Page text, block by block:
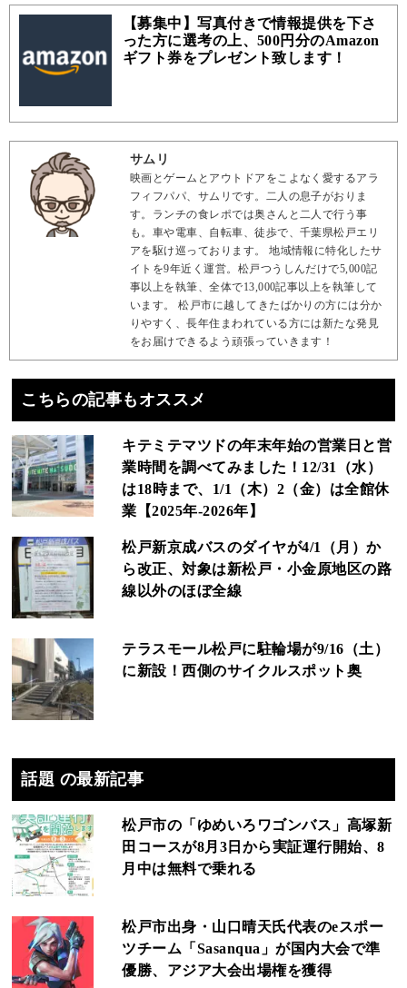
【募集中】写真付きで情報提供を下さ
った方に選考の上、500円分のAmazon
ギフト券をプレゼント致します！
サムリ
映画とゲームとアウトドアをこよなく愛するアラ
フィフパパ、サムリです。二人の息子がおりま
す。ランチの食レポでは奥さんと二人で行う事
も。車や電車、自転車、徒歩で、千葉県松戸エリ
アを駆け巡っております。 地域情報に特化したサ
イトを9年近く運営。松戸つうしんだけで5,000記
事以上を執筆、全体で13,000記事以上を執筆して
います。 松戸市に越してきたばかりの方には分か
りやすく、長年住まわれている方には新たな発見
をお届けできるよう頑張っていきます！
こちらの記事もオススメ
キテミテマツドの年末年始の営業日と営
業時間を調べてみました！12/31（水）
は18時まで、1/1（木）2（金）は全館休
業【2025年-2026年】
松戸新京成バスのダイヤが4/1（月）か
ら改正、対象は新松戸・小金原地区の路
線以外のほぼ全線
テラスモール松戸に駐輪場が9/16（土）
に新設！西側のサイクルスポット奥
話題 の最新記事
松戸市の「ゆめいろワゴンバス」高塚新
田コースが8月3日から実証運行開始、8
月中は無料で乗れる
松戸市出身・山口晴天氏代表のeスポー
ツチーム「Sasanqua」が国内大会で準
優勝、アジア大会出場権を獲得